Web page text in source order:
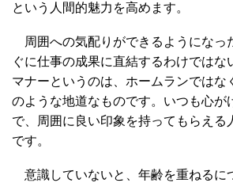
という人間的魅力を高めます。
周囲への気配りができるようになっ
ぐに仕事の成果に直結するわけではな
マナーというのは、ホームランではな
のような地道なものです。いつも心が
で、周囲に良い印象を持ってもらえる
です。
意識していないと、年齢を重ねるに